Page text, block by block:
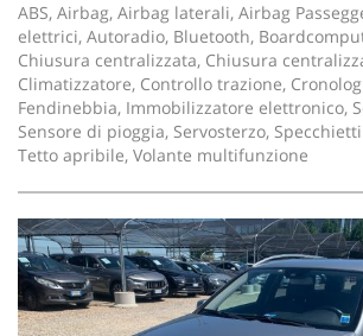
ABS, Airbag, Airbag laterali, Airbag
elettrici, Autoradio, Bluetooth,
Chiusura centralizzata, Chiusura
Climatizzatore, Controllo trazione,
Fendinebbia, Immobilizzatore elettronico,
Sensore di pioggia, Servosterzo,
Tetto apribile, Volante multifunzione